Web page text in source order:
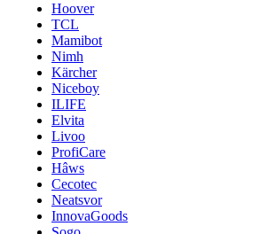
Hoover
TCL
Mamibot
Nimh
Kärcher
Niceboy
ILIFE
Elvita
Livoo
ProfiCare
Hâws
Cecotec
Neatsvor
InnovaGoods